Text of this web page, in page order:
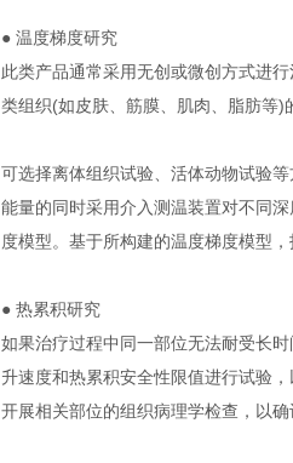
● 温度梯度研究
此类产品通常采用无创或微创方式进
类组织(如皮肤、筋膜、肌肉、脂肪等)
可选择离体组织试验、活体动物试验
能量的同时采用介入测温装置对不同
度模型。基于所构建的温度梯度模型
● 热累积研究
如果治疗过程中同一部位无法耐受长
升速度和热累积安全性限值进行试验
开展相关部位的组织病理学检查，以